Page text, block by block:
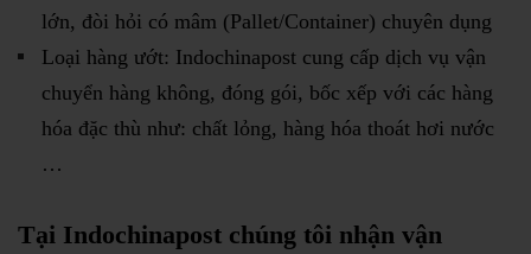
lớn, đòi hỏi có mâm (Pallet/Container) chuyên dụng
Loại hàng ướt: Indochinapost cung cấp dịch vụ vận
chuyển hàng không, đóng gói, bốc xếp với các hàng
hóa đặc thù như: chất lỏng, hàng hóa thoát hơi nước
…
Tại Indochinapost chúng tôi nhận vận